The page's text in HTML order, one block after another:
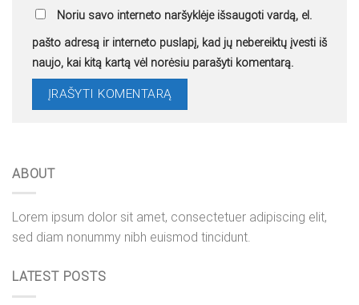
Noriu savo interneto naršyklėje išsaugoti vardą, el.
pašto adresą ir interneto puslapį, kad jų nebereiktų įvesti iš
naujo, kai kitą kartą vėl norėsiu parašyti komentarą.
ABOUT
Lorem ipsum dolor sit amet, consectetuer adipiscing elit,
sed diam nonummy nibh euismod tincidunt.
LATEST POSTS